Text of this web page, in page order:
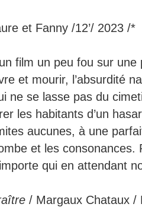
et Fanny /12’/ 2023 /*
film un peu fou sur
et mourir, l’absurdité
ne se lasse pas du
les habitants d’un
aucunes, à une
et les consonances.
qui en attendant
/ Margaux Chataux /